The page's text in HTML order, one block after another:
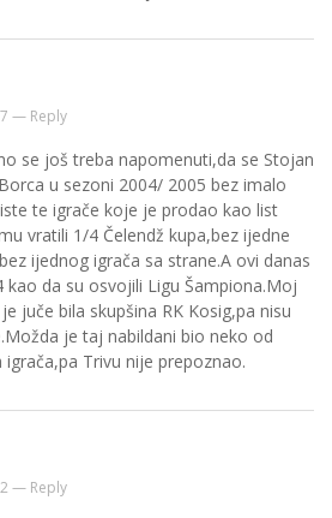
— Reply
se još treba napomenuti,da se Stojan
u sezoni 2004/ 2005 bez imalo
te igrače koje je prodao kao list
vratili 1/4 Čelendž kupa,bez ijedne
ijednog igrača sa strane.A ovi danas
kao da su osvojili Ligu Šampiona.Moj
juče bila skupšina RK Kosig,pa nisu
je taj nabildani bio neko od
igrača,pa Trivu nije prepoznao.
— Reply